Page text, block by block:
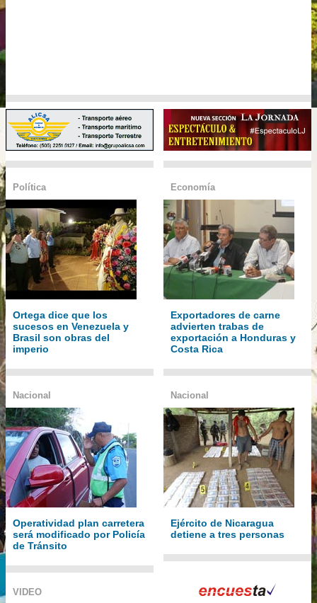
Política
Ortega dice que los
sucesos en Venezuela y
Brasil son obras del
imperio
Economía
Exportadores de carne
advierten trabas de
exportación a Honduras y
Costa Rica
Nacional
Operatividad plan carretera
será modificado por Policía
de Tránsito
Nacional
Ejército de Nicaragua
detiene a tres personas
VIDEO